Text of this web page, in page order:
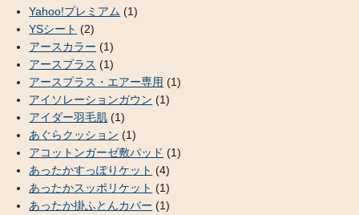
Yahoo!プレミアム (1)
YSシート (2)
アースカラー (1)
アースプラス (1)
アースプラス・エアー専用 (1)
アイソレーションガウン (1)
アイダー羽毛肌 (1)
あぐらクッション (1)
アコットンガーゼ敷パッド (1)
あったかすっぽりケット (4)
あったかスッポリケット (1)
あったか掛ふとんカバー (1)